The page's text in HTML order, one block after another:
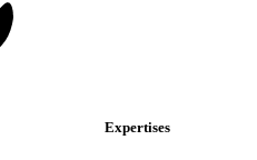
Expertises